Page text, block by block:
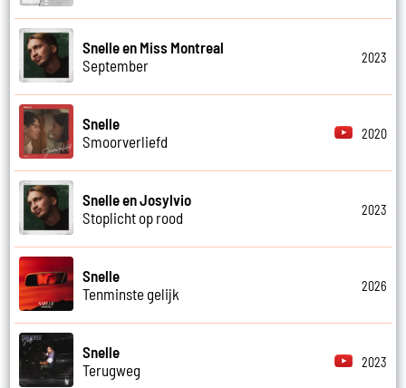
Snelle en Miss Montreal
September
2023
Snelle
Smoorverliefd
2020
Snelle en Josylvio
Stoplicht op rood
2023
Snelle
Tenminste gelijk
2026
Snelle
Terugweg
2023